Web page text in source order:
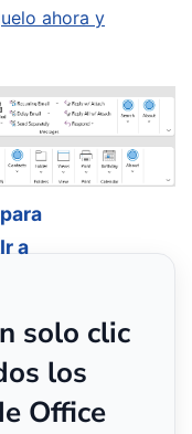
ahora y
Ir a
solo clic
los
Office